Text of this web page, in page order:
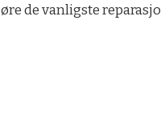
de vanligste